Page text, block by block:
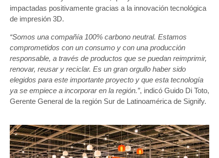
impactadas positivamente gracias a la innovación tecnológica
de impresión 3D.
“Somos una compañía 100% carbono neutral. Estamos
comprometidos con un consumo y con una producción
responsable, a través de productos que se puedan reimprimir,
renovar, reusar y reciclar. Es un gran orgullo haber sido
elegidos para este importante proyecto y que esta tecnología
ya se empiece a incorporar en la región.”, indicó Guido Di Toto,
Gerente General de la región Sur de Latinoamérica de Signify.